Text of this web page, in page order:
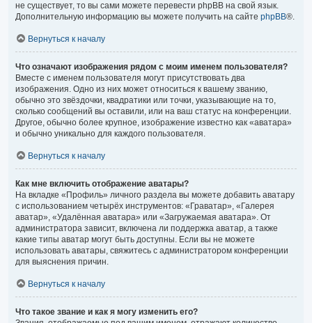
не существует, то вы сами можете перевести phpBB на свой язык.
Дополнительную информацию вы можете получить на сайте phpBB®.
Вернуться к началу
Что означают изображения рядом с моим именем пользователя?
Вместе с именем пользователя могут присутствовать два
изображения. Одно из них может относиться к вашему званию,
обычно это звёздочки, квадратики или точки, указывающие на то,
сколько сообщений вы оставили, или на ваш статус на конференции.
Другое, обычно более крупное, изображение известно как «аватара»
и обычно уникально для каждого пользователя.
Вернуться к началу
Как мне включить отображение аватары?
На вкладке «Профиль» личного раздела вы можете добавить аватару
с использованием четырёх инструментов: «Граватар», «Галерея
аватар», «Удалённая аватара» или «Загружаемая аватара». От
администратора зависит, включена ли поддержка аватар, а также
какие типы аватар могут быть доступны. Если вы не можете
использовать аватары, свяжитесь с администратором конференции
для выяснения причин.
Вернуться к началу
Что такое звание и как я могу изменить его?